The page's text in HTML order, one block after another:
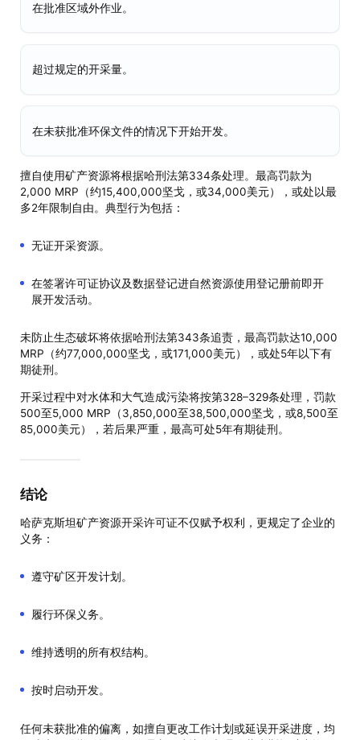
在批准区域外作业。
超过规定的开采量。
在未获批准环保文件的情况下开始开发。
擅自使用矿产资源将根据哈刑法第334条处理。最高罚款为
2,000 MRP（约15,400,000坚戈，或34,000美元），或处以最
多2年限制自由。典型行为包括：
无证开采资源。
在签署许可证协议及数据登记进自然资源使用登记册前即开
展开发活动。
未防止生态破坏将依据哈刑法第343条追责，最高罚款达10,000
MRP（约77,000,000坚戈，或171,000美元），或处5年以下有
期徒刑。
开采过程中对水体和大气造成污染将按第328–329条处理，罚款
500至5,000 MRP（3,850,000至38,500,000坚戈，或8,500至
85,000美元），若后果严重，最高可处5年有期徒刑。
结论
哈萨克斯坦矿产资源开采许可证不仅赋予权利，更规定了企业的
义务：
遵守矿区开发计划。
履行环保义务。
维持透明的所有权结构。
按时启动开发。
任何未获批准的偏离，如擅自更改工作计划或延误开采进度，均